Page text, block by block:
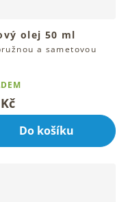
olej 50 ml
a sametovou
Do košíku